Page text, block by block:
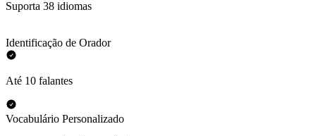
Suporta 38 idiomas
Identificação de Orador
Até 10 falantes
Vocabulário Personalizado